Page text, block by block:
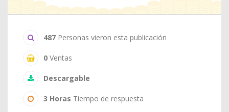
487 Personas vieron esta publicación
0 Ventas
Descargable
3 Horas Tiempo de respuesta